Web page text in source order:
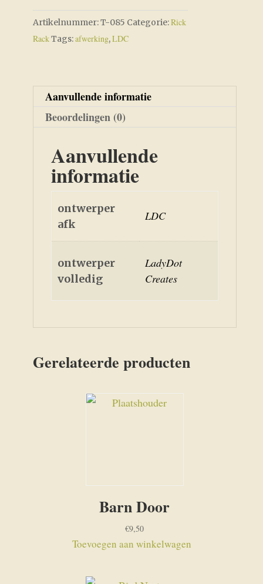
Artikelnummer:T-085 Categorie:Rick
RackTags:afwerking,LDC
Aanvullende informatie
Beoordelingen (0)
Aanvullende
informatie
ontwerper
afk
LDC
ontwerper
volledig
LadyDot
Creates
Gerelateerde producten
Barn Door
€9,50
Toevoegen aan winkelwagen